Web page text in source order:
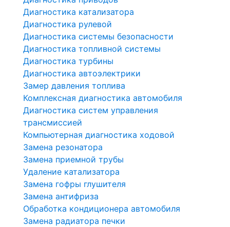
Диагностика катализатора
Диагностика рулевой
Диагностика системы безопасности
Диагностика топливной системы
Диагностика турбины
Диагностика автоэлектрики
Замер давления топлива
Комплексная диагностика автомобиля
Диагностика систем управления
трансмиссией
Компьютерная диагностика ходовой
Замена резонатора
Замена приемной трубы
Удаление катализатора
Замена гофры глушителя
Замена антифриза
Обработка кондиционера автомобиля
Замена радиатора печки